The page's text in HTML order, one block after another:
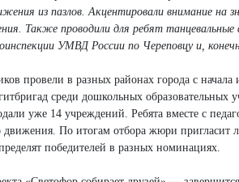
из пазлов. Акцентировали внимание на
Также проводили для ребят
УМВД России по Череповцу и,
провели в разных районах города с
среди дошкольных
уже 14 учреждений. Ребята вместе с
По итогам отбора жюри пригласит
победителей в разных номинациях.